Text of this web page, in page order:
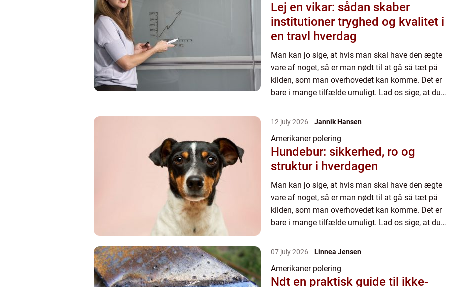
Lej en vikar: sådan skaber
institutioner tryghed og kvalitet i
en travl hverdag
Man kan jo sige, at hvis man skal have den ægte
vare af noget, så er man nødt til at gå så tæt på
kilden, som man overhovedet kan komme. Det er
bare i mange tilfælde umuligt. Lad os sige, at du
du gerne...
12 july 2026 Jannik Hansen
Amerikaner polering
Hundebur: sikkerhed, ro og
struktur i hverdagen
Man kan jo sige, at hvis man skal have den ægte
vare af noget, så er man nødt til at gå så tæt på
kilden, som man overhovedet kan komme. Det er
bare i mange tilfælde umuligt. Lad os sige, at du
du gerne...
07 july 2026 Linnea Jensen
Amerikaner polering
Ndt en praktisk guide til ikke-